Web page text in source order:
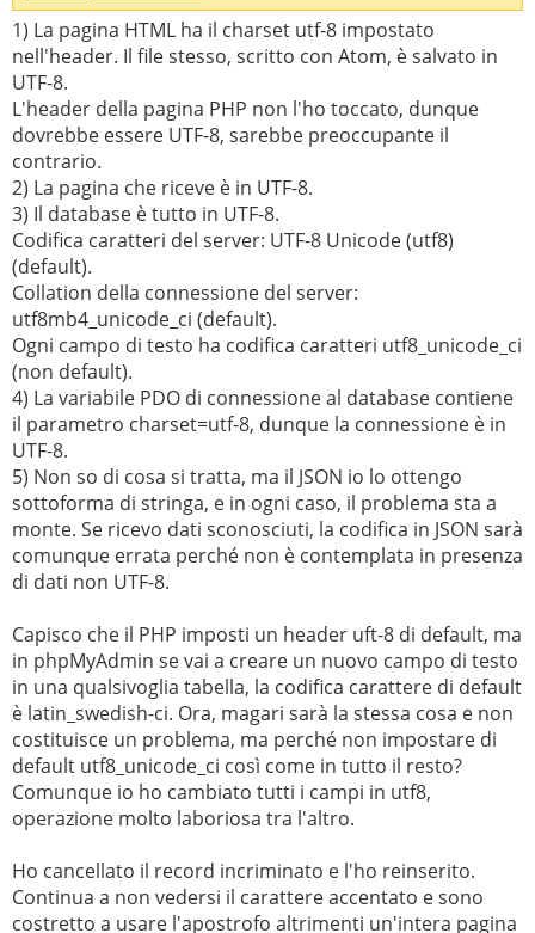
1) La pagina HTML ha il charset utf-8 impostato
nell'header. Il file stesso, scritto con Atom, è salvato in
UTF-8.
L'header della pagina PHP non l'ho toccato, dunque
dovrebbe essere UTF-8, sarebbe preoccupante il
contrario.
2) La pagina che riceve è in UTF-8.
3) Il database è tutto in UTF-8.
Codifica caratteri del server: UTF-8 Unicode (utf8)
(default).
Collation della connessione del server:
utf8mb4_unicode_ci (default).
Ogni campo di testo ha codifica caratteri utf8_unicode_ci
(non default).
4) La variabile PDO di connessione al database contiene
il parametro charset=utf-8, dunque la connessione è in
UTF-8.
5) Non so di cosa si tratta, ma il JSON io lo ottengo
sottoforma di stringa, e in ogni caso, il problema sta a
monte. Se ricevo dati sconosciuti, la codifica in JSON sarà
comunque errata perché non è contemplata in presenza
di dati non UTF-8.
Capisco che il PHP imposti un header uft-8 di default, ma
in phpMyAdmin se vai a creare un nuovo campo di testo
in una qualsivoglia tabella, la codifica carattere di default
è latin_swedish-ci. Ora, magari sarà la stessa cosa e non
costituisce un problema, ma perché non impostare di
default utf8_unicode_ci così come in tutto il resto?
Comunque io ho cambiato tutti i campi in utf8,
operazione molto laboriosa tra l'altro.
Ho cancellato il record incriminato e l'ho reinserito.
Continua a non vedersi il carattere accentato e sono
costretto a usare l'apostrofo altrimenti un'intera pagina